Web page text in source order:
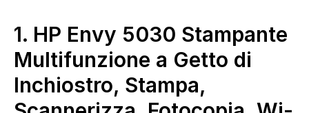
1. HP Envy 5030 Stampante
Multifunzione a Getto di
Inchiostro, Stampa,